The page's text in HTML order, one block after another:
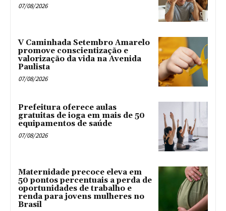
07/08/2026
V Caminhada Setembro Amarelo
promove conscientização e
valorização da vida na Avenida
Paulista
07/08/2026
Prefeitura oferece aulas
gratuitas de ioga em mais de 50
equipamentos de saúde
07/08/2026
Maternidade precoce eleva em
50 pontos percentuais a perda de
oportunidades de trabalho e
renda para jovens mulheres no
Brasil